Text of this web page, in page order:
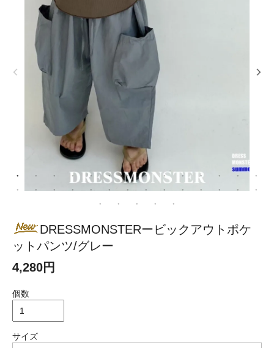
DRESSMONSTERービックアウトポケ
ットパンツ/グレー
4,280円
個数
サイズ